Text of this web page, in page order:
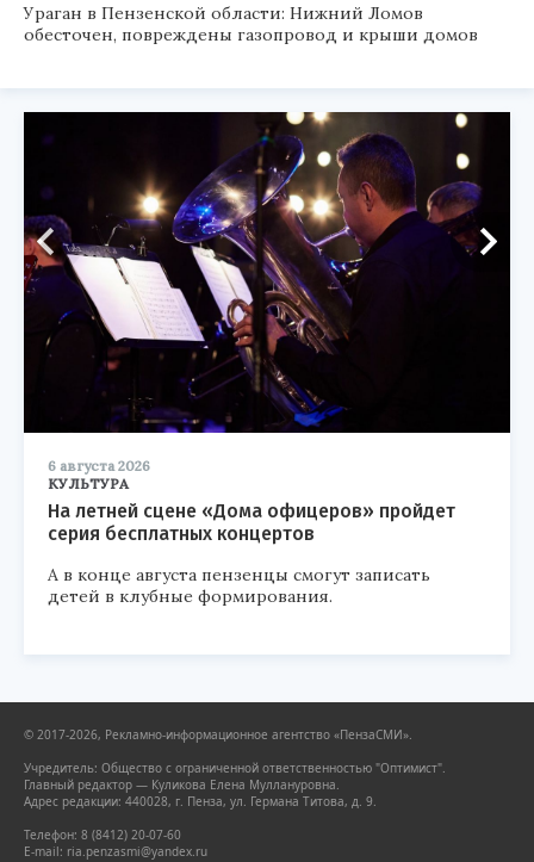
Ураган в Пензенской области: Нижний Ломов
обесточен, повреждены газопровод и крыши домов
6 августа 2026
КУЛЬТУРА
На летней сцене «Дома офицеров» пройдет
серия бесплатных концертов
А в конце августа пензенцы смогут записать
детей в клубные формирования.
© 2017-2026, Рекламно-информационное агентство «ПензаСМИ».
Учредитель: Общество с ограниченной ответственностью "Оптимист".
Главный редактор — Куликова Елена Муллануровна.
Адрес редакции: 440028, г. Пенза, ул. Германа Титова, д. 9.
Телефон: 8 (8412) 20-07-60
E-mail: ria.penzasmi@yandex.ru